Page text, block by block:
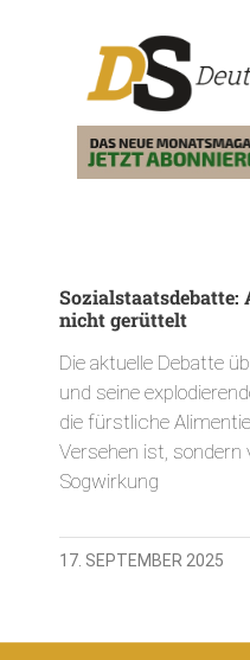
nicht gerüttelt
Die aktuelle Debatte
und seine
die fürstliche
Versehen ist, sondern
Sogwirkung
17. SEPTEMBER 2025